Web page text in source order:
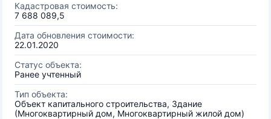
Кадастровая стоимость:
7 688 089,5
Дата обновления стоимости:
22.01.2020
Статус объекта:
Ранее учтенный
Тип объекта:
Объект капитального строительства, Здание
(Многоквартирный дом, Многоквартирный жилой дом)